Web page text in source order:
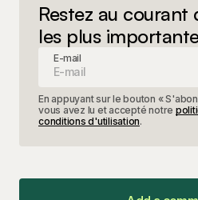
Restez au courant
les plus
E-mail
En appuyant sur le bouton «
vous avez lu et accepté notre
conditions d'utilisation.